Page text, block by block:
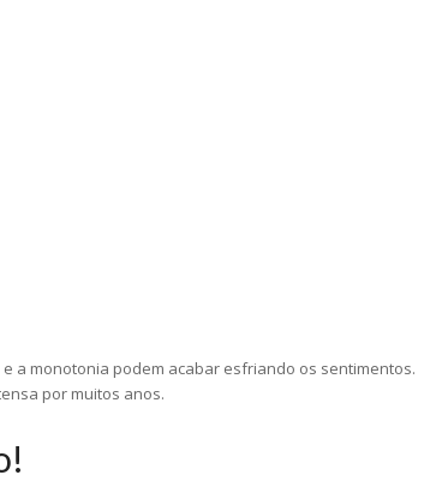
a monotonia podem acabar esfriando os sentimentos.
por muitos anos.